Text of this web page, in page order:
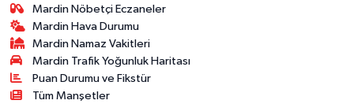
Mardin Nöbetçi Eczaneler
Mardin Hava Durumu
Mardin Namaz Vakitleri
Mardin Trafik Yoğunluk Haritası
Puan Durumu ve Fikstür
Tüm Manşetler